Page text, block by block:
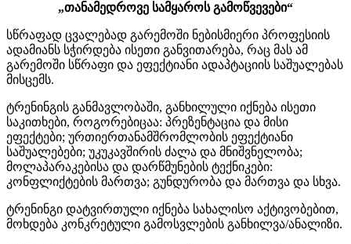
„თანამედროვე სამყაროს გამოწვევები“
სწრაფად ცვალებად გარემოში ნებისმიერი პროფესიის
ადამიანს სჭირდება ისეთი განვითარება, რაც მას ამ
გარემოში სწრაფი და ეფექტიანი ადაპტაციის საშუალებას
მისცემს.
ტრენინგის განმავლობაში, განხილული იქნება ისეთი
საკითხები, როგორებიცაა: პრეზენტაცია და მისი
ეფექტები; ურთიერთანამშრომლობის ეფექტიანი
საშუალებები; უკუკავშირის ძალა და მნიშვნელობა;
მოლაპარაკებისა და დარწმუნების ტექნიკები:
კონფლიქტების მართვა; გუნდურობა და მართვა და სხვა.
ტრენინგი დატვირთული იქნება სახალისო აქტივობებით,
მოხდება კონკრეტული გამოსვლების განხილვა/ანალიზი.